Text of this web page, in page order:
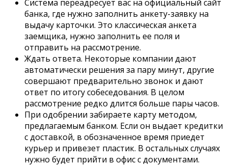
Система переадресует вас на официальный сайт
банка, где нужно заполнить анкету-заявку на
выдачу карточки. Это классическая анкета
заемщика, нужно заполнить ее поля и
отправить на рассмотрение.
Ждать ответа. Некоторые компании дают
автоматически решения за пару минут, другие
совершают предварительно звонок и дают
ответ по итогу собеседования. В целом
рассмотрение редко длится больше пары часов.
При одобрении забираете карту методом,
предлагаемым банком. Если он выдает кредитки
с доставкой, в обозначенное время приедет
курьер и привезет пластик. В остальных случаях
нужно будет прийти в офис с документами.